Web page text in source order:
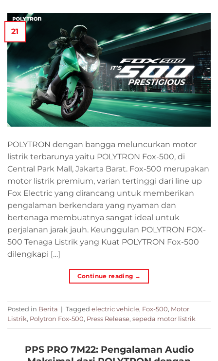
21
POLYTRON dengan bangga meluncurkan motor
listrik terbarunya yaitu POLYTRON Fox-500, di
Central Park Mall, Jakarta Barat. Fox-500 merupakan
motor listrik premium, varian tertinggi dari line up
Fox Electric yang dirancang untuk memberikan
pengalaman berkendara yang nyaman dan
bertenaga membuatnya sangat ideal untuk
perjalanan jarak jauh. Keunggulan POLYTRON FOX-
500 Tenaga Listrik yang Kuat POLYTRON Fox-500
dilengkapi […]
Continue reading →
Posted in Berita | Tagged electric vehicle, Fox-500, Motor
Listrik, Polytron Fox-500, Press Release, sepeda motor listrik
PPS PRO 7M22: Pengalaman Audio